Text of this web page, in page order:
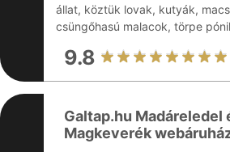
állat, köztük lovak, kutyák,
csüngőhasú malacok, törpe
9.8
Galtap.hu Madáreledel
Magkeverék